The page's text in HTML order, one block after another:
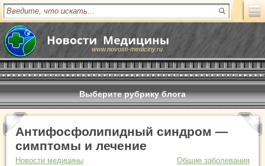
www.novosti-mediciny.ru
Выберите рубрику блога
Антифосфолипидный синдром —
симптомы и лечение
Новости медицины
Общие заболевания